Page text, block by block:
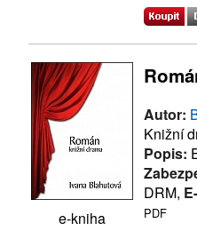
e-kniha
Autor:
Knižní
Popis:
DRM,
PDF